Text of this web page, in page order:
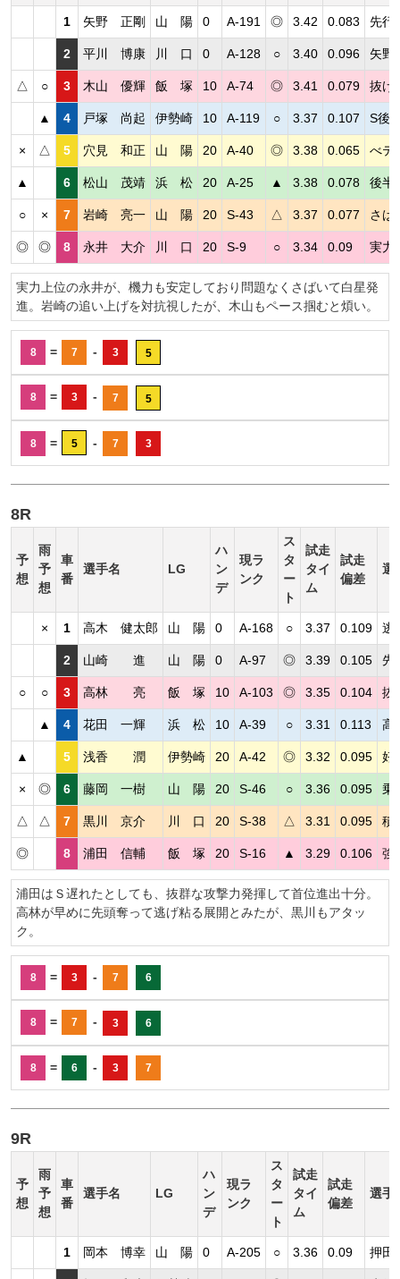
1 矢野 正剛 山 陽 0 A-191 ◎ 3.42 0.083 先行
2 平川 博康 川 口 0 A-128 ○ 3.40 0.096 矢野
△ ○ 3 木山 優輝 飯 塚 10 A-74 ◎ 3.41 0.079 抜け
▲ 4 戸塚 尚起 伊勢崎 10 A-119 ○ 3.37 0.107 S後
× △ 5 穴見 和正 山 陽 20 A-40 ◎ 3.38 0.065 べテ
▲ 6 松山 茂靖 浜 松 20 A-25 ▲ 3.38 0.078 後半
○ × 7 岩崎 亮一 山 陽 20 S-43 △ 3.37 0.077 さば
◎ ◎ 8 永井 大介 川 口 20 S-9 ○ 3.34 0.09 実力
実力上位の永井が、機力も安定しており問題なくさばいて白星発
進。岩崎の追い上げを対抗視したが、木山もペース掴むと煩い。
8 = 7 - 3 5
8 = 3 - 7 5
8 = 5 - 7 3
8R
予
想
雨
予
想
車
番
選手名 LG
ハ
ン
デ
現ラ
ンク
ス
タ
ー
ト
試走
タイ
ム
試走
偏差
選
× 1 高木 健太郎 山 陽 0 A-168 ○ 3.37 0.109 逃
2 山崎 進 山 陽 0 A-97 ◎ 3.39 0.105 先
○ ○ 3 高林 亮 飯 塚 10 A-103 ◎ 3.35 0.104 抜
▲ 4 花田 一輝 浜 松 10 A-39 ○ 3.31 0.113 高
▲ 5 浅香 潤 伊勢崎 20 A-42 ◎ 3.32 0.095 好
× ◎ 6 藤岡 一樹 山 陽 20 S-46 ○ 3.36 0.095 乗
△ △ 7 黒川 京介 川 口 20 S-38 △ 3.31 0.095 積
◎ 8 浦田 信輔 飯 塚 20 S-16 ▲ 3.29 0.106 強
浦田はＳ遅れたとしても、抜群な攻撃力発揮して首位進出十分。
高林が早めに先頭奪って逃げ粘る展開とみたが、黒川もアタッ
ク。
8 = 3 - 7 6
8 = 7 - 3 6
8 = 6 - 3 7
9R
予
想
雨
予
想
車
番
選手名 LG
ハ
ン
デ
現ラ
ンク
ス
タ
ー
ト
試走
タイ
ム
試走
偏差
選手
1 岡本 博幸 山 陽 0 A-205 ○ 3.36 0.09 押田